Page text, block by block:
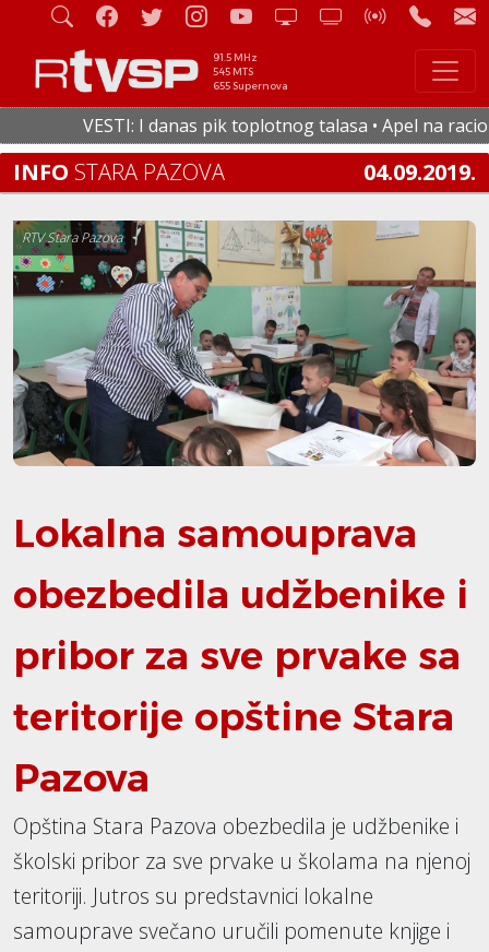
91.5 MHz
545 MTS
655 Supernova
VESTI: I danas pik toplotnog talasa • Apel na
INFO STARA PAZOVA 04.09.2019.
RTV Stara Pazova
Lokalna samouprava
obezbedila udžbenike i
pribor za sve prvake sa
teritorije opštine Stara
Pazova
Opština Stara Pazova obezbedila je udžbenike i
školski pribor za sve prvake u školama na njenoj
teritoriji. Jutros su predstavnici lokalne
samouprave svečano uručili pomenute knjige i